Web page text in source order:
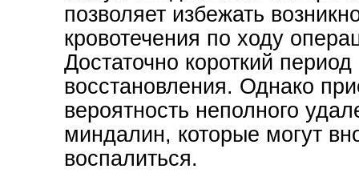
позволяет избежать
кровотечения по ходу
Достаточно короткий период
восстановления. Однако
вероятность неполного
миндалин, которые могут
воспалиться.